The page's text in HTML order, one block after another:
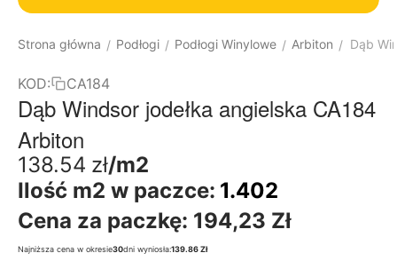
Strona główna / Podłogi / Podłogi Winylowe / Arbiton / Dąb
KOD: CA184
Dąb Windsor jodełka angielska CA184
Arbiton
138.54 zł/m2
Ilość m2 w paczce: 1.402
Cena za paczkę: 194,23 Zł
Najniższa cena w okresie30dni wyniosła:139.86 Zł